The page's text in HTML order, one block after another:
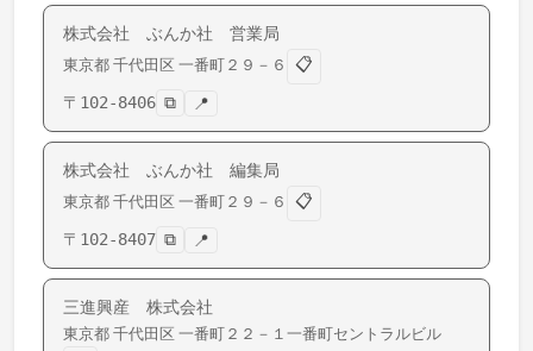
株式会社 ぶんか社 営業局
東京都 千代田区 一番町 ２９－６
📋
〒 102-8406 ⧉ 📍
株式会社 ぶんか社 編集局
東京都 千代田区 一番町 ２９－６
📋
〒 102-8407 ⧉ 📍
三進興産 株式会社
東京都 千代田区 一番町 ２２－１一番町セントラルビル